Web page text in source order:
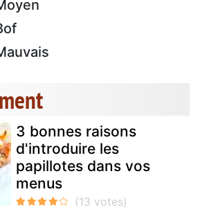
3 bonnes raisons
d'introduire les
papillotes dans vos
menus